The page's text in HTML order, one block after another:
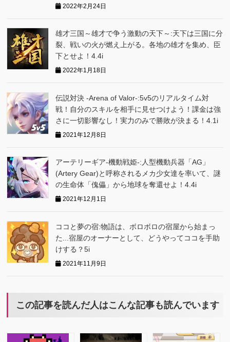
2022年2月24日
雄才三国～雄才で争う激動の天下～:天下は三国に分
裂、戦いの火が燃え上がる。各地の雄才を集め、臣
下とせよ！4.4i
2022年1月18日
伝説対決 -Arena of Valor-:5v5のリアルタイム対
戦！自分のスキルを相手に見せつけよう！課金は強
さに一切影響なし！実力のみで勝敗が決まる！4.1i
2021年12月8日
アーテリーギア-機動戦姫-:人型機動兵器「AG」
(Artery Gear)と呼称されるメカ少女達を率いて、謎
の生命体「傀儡」から地球を奪還せよ！4.4i
2021年12月1日
ココと夢の宿:物語は、ボロボロの宿屋から始まっ
た...宿屋のオーナーとして、どうやってココを手助
けする？5i
2021年11月9日
この記事を読んだ人はこんな記事も読んでいます